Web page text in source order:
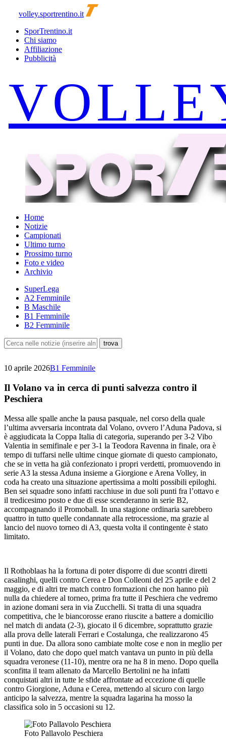
volley.sportrentino.it
SporTrentino.it
Chi siamo
Affiliazione
Pubblicità
Home
Notizie
Campionati
Ultimo turno
Prossimo turno
Foto e video
Archivio
SuperLega
A2 Femminile
B Maschile
B1 Femminile
B2 Femminile
10 aprile 2026B1 Femminile
Il Volano va in cerca di punti salvezza contro il
Peschiera
Messa alle spalle anche la pausa pasquale, nel corso della quale
l’ultima avversaria incontrata dal Volano, ovvero l’Aduna Padova, si
è aggiudicata la Coppa Italia di categoria, superando per 3-2 Vibo
Valentia in semifinale e per 3-1 la Teodora Ravenna in finale, ora è
tempo di tuffarsi nelle ultime cinque giornate di questo campionato,
che se in vetta ha già confezionato i propri verdetti, promuovendo in
serie A3 la stessa Aduna insieme a Giorgione e Arena Volley, in
coda ha creato una situazione apertissima a molti possibili epiloghi.
Ben sei squadre sono infatti racchiuse in due soli punti fra l’ottavo e
il tredicesimo posto e due di esse scenderanno in serie B2,
accompagnando il Promoball. In una stagione ordinaria sarebbero
quattro in tutto quelle condannate alla retrocessione, ma grazie al
lancio del nuovo torneo di A3, questa volta il contingente è stato
limitato.
Il Rothoblaas ha la fortuna di poter disporre di due scontri diretti
casalinghi, quelli contro Cerea e Don Colleoni del 25 aprile e del 2
maggio, e di altri tre match contro formazioni che non hanno più
nulla da chiedere al torneo, prima fra tutte il Peschiera che vedremo
in azione domani sera in via Zucchelli. Si tratta di una squadra
competitiva, che le biancorosse erano riuscite a battere a domicilio
nel match di andata (2-3), giocato il 6 dicembre, soprattutto grazie
alla prova delle laterali Ferrari e Costalunga, che realizzarono 45
punti in due. Da allora sono cambiate molte cose e non in meglio per
il Volano, dato che dopo quel match vantava un punto in più della
squadra veronese (11-10), mentre ora ne ha 8 in meno. Dopo quella
sconfitta il team allenato da Marcello Bertolini ne ha infatti
conquistati altri in tutte le sfide affrontate ad eccezione di quelle
contro Giorgione, Aduna e Cerea, mettendo al sicuro con largo
anticipo la salvezza, mentre la squadra lagarina ha mosso la
classifica solo in 5 occasioni su 12.
Foto Pallavolo Peschiera